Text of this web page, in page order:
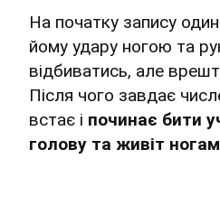
На початку запису
йому удару ногою та
відбиватись, але
Після чого завдає
встає і починає бити
голову та живіт